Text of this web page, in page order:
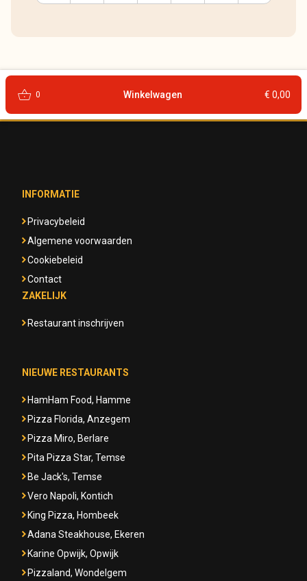
shopping_basket 0 Winkelwagen € 0,00
INFORMATIE
Privacybeleid
Algemene voorwaarden
Cookiebeleid
Contact
ZAKELIJK
Restaurant inschrijven
NIEUWE RESTAURANTS
HamHam Food, Hamme
Pizza Florida, Anzegem
Pizza Miro, Berlare
Pita Pizza Star, Temse
Be Jack's, Temse
Vero Napoli, Kontich
King Pizza, Hombeek
Adana Steakhouse, Ekeren
Karine Opwijk, Opwijk
Pizzaland, Wondelgem